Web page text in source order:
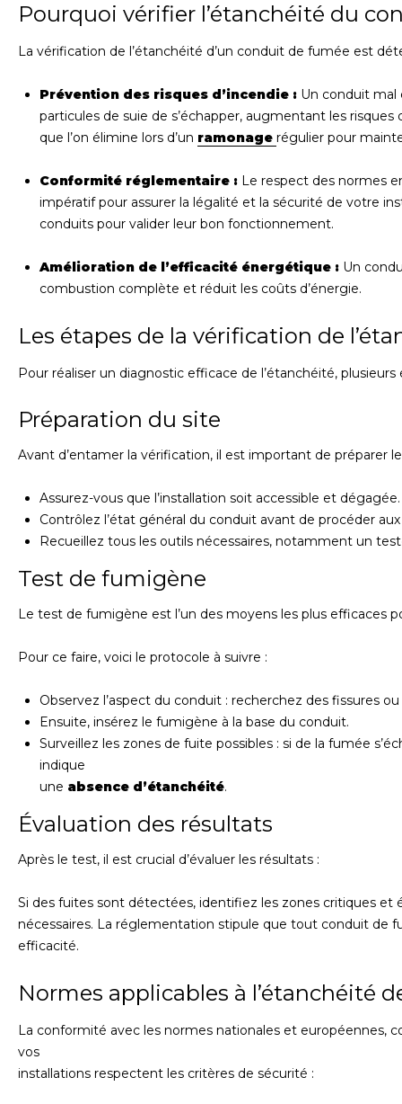
Pourquoi vérifier l’étanchéité du
La vérification de l’étanchéité d’un conduit de fumée est
Prévention des risques d’incendie : Un conduit mal
particules de suie de s’échapper, augmentant les
que l’on élimine lors d’un ramonage régulier pour
Conformité réglementaire : Le respect des normes
impératif pour assurer la légalité et la sécurité de votre
conduits pour valider leur bon fonctionnement.
Amélioration de l’efficacité énergétique : Un
combustion complète et réduit les coûts d’énergie.
Les étapes de la vérification de
Pour réaliser un diagnostic efficace de l’étanchéité,
Préparation du site
Avant d’entamer la vérification, il est important de préparer
Assurez-vous que l’installation soit accessible et dégagée.
Contrôlez l’état général du conduit avant de procéder
Recueillez tous les outils nécessaires, notamment un
Test de fumigène
Le test de fumigène est l’un des moyens les plus efficaces
Pour ce faire, voici le protocole à suivre :
Observez l’aspect du conduit : recherchez des fissures
Ensuite, insérez le fumigène à la base du conduit.
Surveillez les zones de fuite possibles : si de la fumée
indique
une absence d’étanchéité.
Évaluation des résultats
Après le test, il est crucial d’évaluer les résultats :
Si des fuites sont détectées, identifiez les zones critiques et
nécessaires. La réglementation stipule que tout conduit de
efficacité.
Normes applicables à l’étanchéité
La conformité avec les normes nationales et européennes,
vos
installations respectent les critères de sécurité :